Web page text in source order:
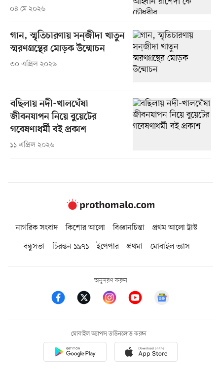
০৪ মে ২০২৬
গান, স্মৃতিচারণায় সন্‌জীদা খাতুন
স্মরণগ্রন্থের মোড়ক উন্মোচন
৩০ এপ্রিল ২০২৬
বছিলায় নদী-খালঘেঁষা
জীবনযাপন নিয়ে বুয়েটের
গবেষণাধর্মী বই প্রকাশ
১১ এপ্রিল ২০২৬
নাগরিক সংবাদ কিশোর আলো বিজ্ঞানচিন্তা
প্রথম আলো ট্রাস্ট
বন্ধুসভা
চিরন্তন ১৯৭১ ইপেপার প্রথমা মোবাইল ভ্যাস
অনুসরণ করুন
মোবাইল অ্যাপস ডাউনলোড করুন